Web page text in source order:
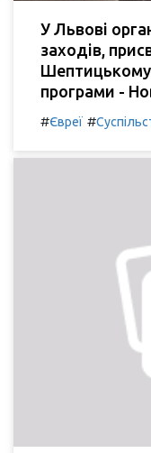
У Львові
заходів,
програми -
#Євреї #